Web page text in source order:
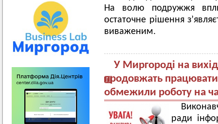
На волю подружжя
остаточне рішення
виваженим.
У Миргороді на
продовжать
обмежили роботу на
ради